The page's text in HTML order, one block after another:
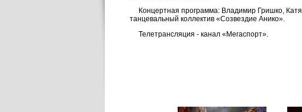
Концертная программа: Владимир Гришко,
танцевальный коллектив «Созвездие Анико».
Телетрансляция - канал «Мегаспорт».